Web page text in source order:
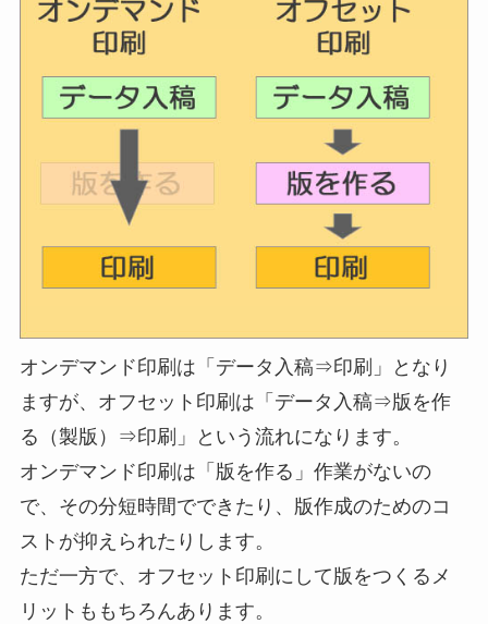
オンデマンド印刷は「データ入稿⇒印刷」となり
ますが、オフセット印刷は「データ入稿⇒版を作
る（製版）⇒印刷」という流れになります。
オンデマンド印刷は「版を作る」作業がないの
で、その分短時間でできたり、版作成のためのコ
ストが抑えられたりします。
ただ一方で、オフセット印刷にして版をつくるメ
リットももちろんあります。